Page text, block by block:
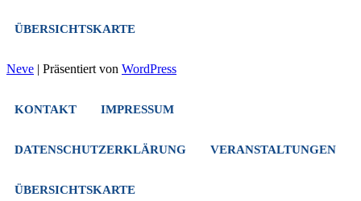
ÜBERSICHTSKARTE
Neve | Präsentiert von WordPress
KONTAKT IMPRESSUM
DATENSCHUTZERKLÄRUNG VERANSTALTUNGEN
ÜBERSICHTSKARTE